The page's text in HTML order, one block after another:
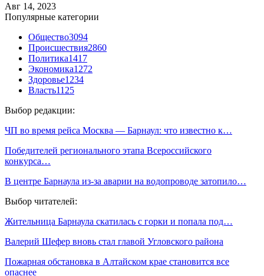
Авг 14, 2023
Популярные категории
Общество3094
Происшествия2860
Политика1417
Экономика1272
Здоровье1234
Власть1125
Выбор редакции:
ЧП во время рейса Москва — Барнаул: что известно к…
Победителей регионального этапа Всероссийского
конкурса…
В центре Барнаула из-за аварии на водопроводе затопило…
Выбор читателей:
Жительница Барнаула скатилась с горки и попала под…
Валерий Шефер вновь стал главой Угловского района
Пожарная обстановка в Алтайском крае становится все
опаснее